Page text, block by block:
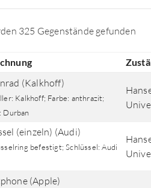
nach Orten gesucht.
325 Gegenstände gefunden
(Kalkhoff)
Kalkhoff; Farbe: anthrazit;
Durban
(einzeln) (Audi)
befestigt; Schlüssel: Audi
(Apple)